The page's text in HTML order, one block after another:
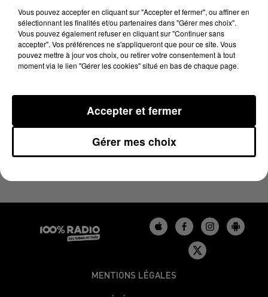
30 juin 2025 - 2 min 17 sec
LE BILLET DE FRED DU 30/06/2025
Les derniers podcasts du billet de Fred sur 100%
MENTIONS LÉGALES
Vous pouvez accepter en cliquant sur "Accepter et fermer", ou affiner en
sélectionnant les finalités et/ou partenaires dans "Gérer mes choix".
Vous pouvez également refuser en cliquant sur "Continuer sans
accepter". Vos préférences ne s'appliqueront que pour ce site. Vous
pouvez mettre à jour vos choix, ou retirer votre consentement à tout
moment via le lien "Gérer les cookies" situé en bas de chaque page.
Gérer mes choix
Accepter et fermer